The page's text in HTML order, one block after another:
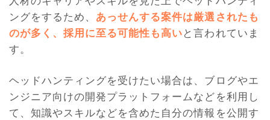
ングをするため、 あっせんする案件は厳選されたも
のが多く、採用に至る可能性も高いと言われていま
す。
ヘッドハンティングを受けたい場合は、ブログやエ
ンジニア向けの開発プラットフォームなどを利用し
て、知識やスキルなどを含めた自分の情報を公開す